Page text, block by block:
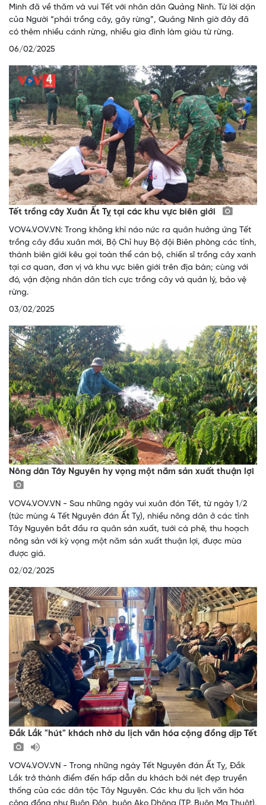
Minh đã về thăm và vui Tết với nhân dân Quảng Ninh. Từ lời dặn
của Người “phải trồng cây, gây rừng”, Quảng Ninh giờ đây đã
có thêm nhiều cánh rừng, nhiều gia đình làm giàu từ rừng.
06/02/2025
Tết trồng cây Xuân Ất Tỵ tại các khu vực biên giới
VOV4.VOV.VN: Trong không khí náo nức ra quân hưởng ứng Tết
trồng cây đầu xuân mới, Bộ Chỉ huy Bộ đội Biên phòng các tỉnh,
thành biên giới kêu gọi toàn thể cán bộ, chiến sĩ trồng cây xanh
tại cơ quan, đơn vị và khu vực biên giới trên địa bàn; cùng với
đó, vận động nhân dân tích cực trồng cây và quản lý, bảo vệ
rừng.
03/02/2025
Nông dân Tây Nguyên hy vọng một năm sản xuất thuận lợi
VOV4.VOV.VN - Sau những ngày vui xuân đón Tết, từ ngày 1/2
(tức mùng 4 Tết Nguyên đán Ất Tỵ), nhiều nông dân ở các tỉnh
Tây Nguyên bắt đầu ra quân sản xuất, tưới cà phê, thu hoạch
nông sản với kỳ vọng một năm sản xuất thuận lợi, được mùa
được giá.
02/02/2025
Đắk Lắk "hút" khách nhờ du lịch văn hóa cộng đồng dịp Tết
VOV4.VOV.VN - Trong những ngày Tết Nguyên đán Ất Tỵ, Đắk
Lắk trở thành điểm đến hấp dẫn du khách bởi nét đẹp truyền
thống của các dân tộc Tây Nguyên. Các khu du lịch văn hóa